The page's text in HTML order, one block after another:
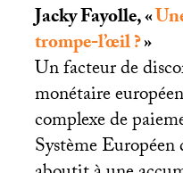
Jacky Fayolle, «
trompe-l’œil?»
Un facteur de
monétaire
complexe de
Système